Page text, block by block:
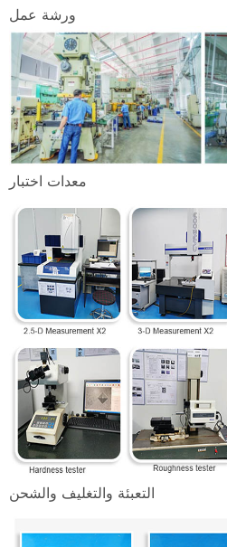
ورشة عمل
معدات اختبار
التعبئة والتغليف والشحن